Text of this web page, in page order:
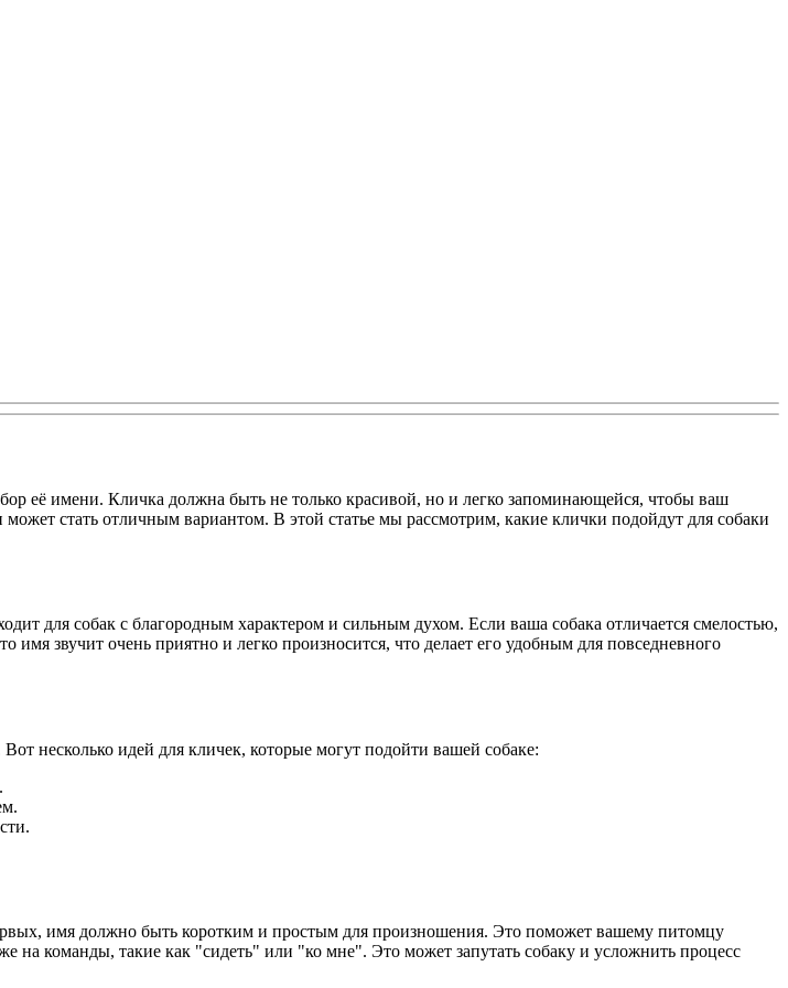
её имени. Кличка должна быть не только красивой, но и легко запоминающейся, чтобы ваш
стать отличным вариантом. В этой статье мы рассмотрим, какие клички подойдут для собаки
для собак с благородным характером и сильным духом. Если ваша собака отличается смелостью,
звучит очень приятно и легко произносится, что делает его удобным для повседневного
несколько идей для кличек, которые могут подойти вашей собаке:
имя должно быть коротким и простым для произношения. Это поможет вашему питомцу
на команды, такие как "сидеть" или "ко мне". Это может запутать собаку и усложнить процесс